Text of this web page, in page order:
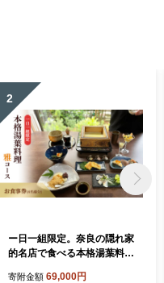
2
ー日一組限定。奈良の隠れ家
的名店で食べる本格湯葉料理
寄附金額 69,000円